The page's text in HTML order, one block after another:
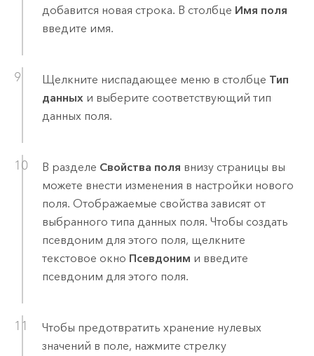
добавится новая строка. В столбце Имя поля
введите имя.
Щелкните ниспадающее меню в столбце Тип
данныхи выберите соответствующий тип
данных поля.
В разделе Свойства поля внизу страницы вы
можете внести изменения в настройки нового
поля. Отображаемые свойства зависят от
выбранного типа данных поля. Чтобы создать
псевдоним для этого поля, щелкните
текстовое окно Псевдоним и введите
псевдоним для этого поля.
Чтобы предотвратить хранение нулевых
значений в поле, нажмите стрелку